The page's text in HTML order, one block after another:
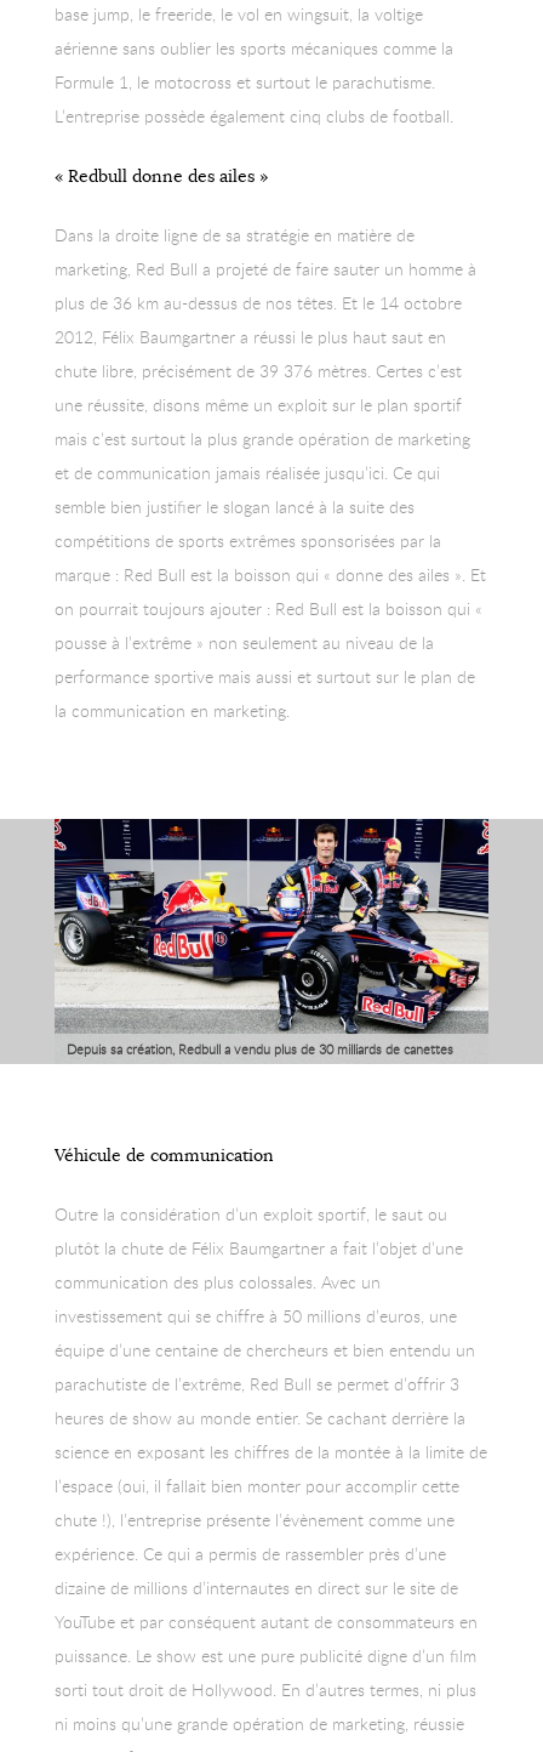
base jump, le freeride, le vol en wingsuit, la voltige
aérienne sans oublier les sports mécaniques comme la
Formule 1, le motocross et surtout le parachutisme.
L’entreprise possède également cinq clubs de football.
« Redbull donne des ailes »
Dans la droite ligne de sa stratégie en matière de
marketing, Red Bull a projeté de faire sauter un homme à
plus de 36 km au-dessus de nos têtes. Et le 14 octobre
2012, Félix Baumgartner a réussi le plus haut saut en
chute libre, précisément de 39 376 mètres. Certes c’est
une réussite, disons même un exploit sur le plan sportif
mais c’est surtout la plus grande opération de marketing
et de communication jamais réalisée jusqu’ici. Ce qui
semble bien justifier le slogan lancé à la suite des
compétitions de sports extrêmes sponsorisées par la
marque : Red Bull est la boisson qui « donne des ailes ». Et
on pourrait toujours ajouter : Red Bull est la boisson qui «
pousse à l’extrême » non seulement au niveau de la
performance sportive mais aussi et surtout sur le plan de
la communication en marketing.
Depuis sa création, Redbull a vendu plus de 30 milliards de canettes
Véhicule de communication
Outre la considération d’un exploit sportif, le saut ou
plutôt la chute de Félix Baumgartner a fait l’objet d’une
communication des plus colossales. Avec un
investissement qui se chiffre à 50 millions d’euros, une
équipe d’une centaine de chercheurs et bien entendu un
parachutiste de l’extrême, Red Bull se permet d’offrir 3
heures de show au monde entier. Se cachant derrière la
science en exposant les chiffres de la montée à la limite de
l’espace (oui, il fallait bien monter pour accomplir cette
chute !), l’entreprise présente l’évènement comme une
expérience. Ce qui a permis de rassembler près d’une
dizaine de millions d’internautes en direct sur le site de
YouTube et par conséquent autant de consommateurs en
puissance. Le show est une pure publicité digne d’un film
sorti tout droit de Hollywood. En d’autres termes, ni plus
ni moins qu’une grande opération de marketing, réussie